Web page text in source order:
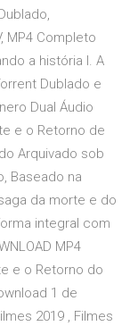
MP4 Completo
a história l. A
Dublado e
Dual Áudio
e o Retorno de
Arquivado sob
Baseado na
da morte e do
integral com
MP4
e o Retorno do
1 de
2019 , Filmes